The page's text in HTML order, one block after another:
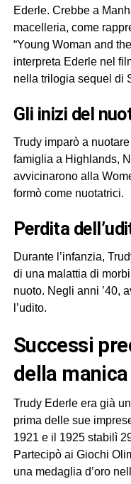
Ederle. Crebbe a
macelleria, come
“Young Woman and
interpreta Ederle nel
nella trilogia sequel di
gli inizi del
Trudy imparò a
famiglia a Highlands,
avvicinarono alla
formò come nuotatrici.
perdita
Durante l’infanzia,
di una malattia di
nuoto. Negli anni ’40,
l’udito.
successi precedenti al canale
della manica
Trudy Ederle era già
prima delle sue
1921 e il 1925 stabilì
Partecipò ai Giochi
una medaglia d’oro